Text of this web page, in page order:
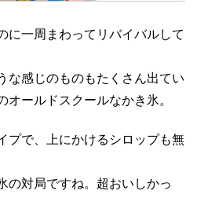
に一周まわってリバイバルして
な感じのものもたくさん出てい
オールドスクールなかき氷。
プで、上にかけるシロップも無
の対局ですね。超おいしかっ